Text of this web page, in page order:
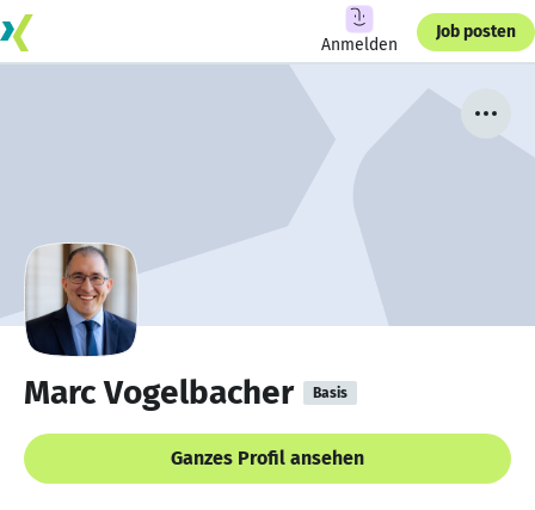
Anmelden
Job posten
Marc Vogelbacher Basis
Ganzes Profil ansehen